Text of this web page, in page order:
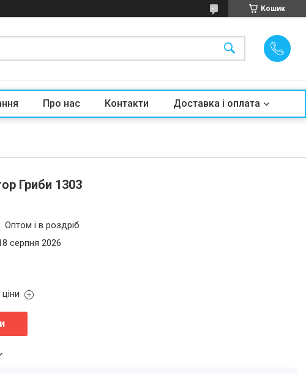
Кошик
Про нас Контакти Доставка і оплата
Гриби 1303
Оптом і в роздріб
серпня 2026